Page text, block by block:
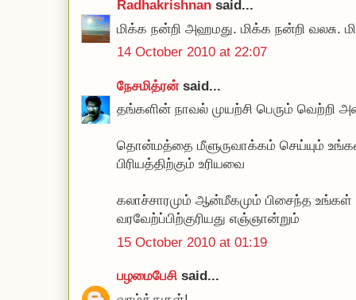
Radhakrishnan said...
மிக்க நன்றி அஹமது. மிக்க நன்றி வலசு.
14 October 2010 at 22:07
நேசமித்ரன்said...
தங்களின் நாவல் முயற்சி பெரும் வெற்றி
தொன்மத்தை மீளுருவாக்கம் செய்யும் உங்கள்
பிரியத்திற்கும் உரியவை
கலாச்சாரமும் ஆன்மீகமும் பிசைந்த
வரவேற்ப்பிற்குரியது எஞ்ஞான்றும்
15 October 2010 at 01:19
பழமைபேசி said...